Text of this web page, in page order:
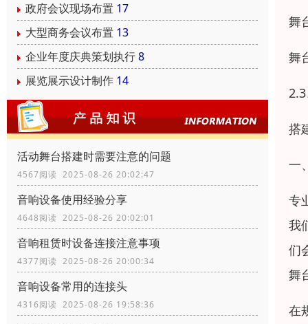
政府会议现场布置 17
大型商务会议布置 13
企业年度庆典策划执行8
展览展示设计制作 14
活动舞台搭建时需要注意的问题
4567阅读 2025-08-26 20:02:47
音响设备使用经验分享
4648阅读 2025-08-26 20:02:01
音响租赁时设备连接注意事项
4377阅读 2025-08-26 20:00:34
音响设备常用的连接头
4316阅读 2025-08-26 19:58:36
舞
舞
搭
一
专
我
们
舞
在